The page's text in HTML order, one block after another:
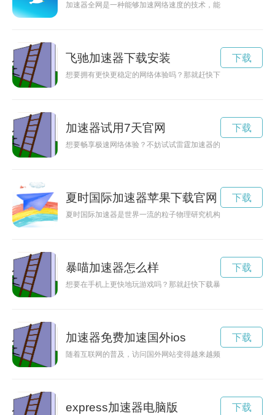
加速器全网是一种能够加速网络速度的技术，能够让用户在浏
飞驰加速器下载安装
想要拥有更快更稳定的网络体验吗？那就赶快下载飞驰加速器
下载
加速器试用7天官网
想要畅享极速网络体验？不妨试试雷霆加速器的免费试用服务
下载
夏时国际加速器苹果下载官网
夏时国际加速器是世界一流的粒子物理研究机构，致力于探索
下载
暴喵加速器怎么样
想要在手机上更快地玩游戏吗？那就赶快下载暴喵加速手机版
下载
加速器免费加速国外ios
随着互联网的普及，访问国外网站变得越来越频繁，但网络延
下载
express加速器电脑版 下载